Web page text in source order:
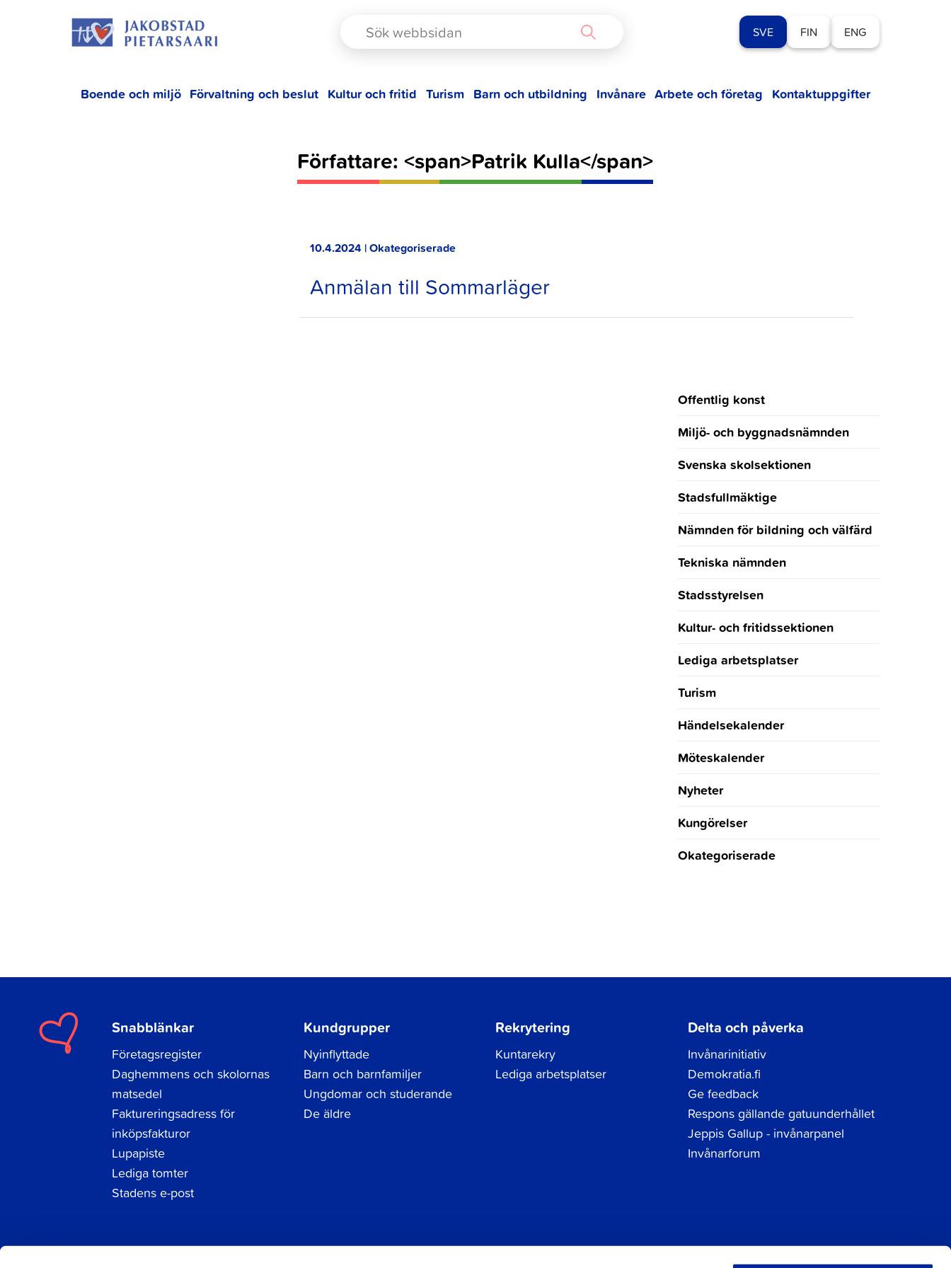
SVE FIN ENG
Boende och miljö Förvaltning och beslut Kultur och fritid Turism Barn och utbildning Invånare Arbete och företag Kontaktuppgifter
Författare: <span>Patrik Kulla</span>
10.4.2024 | Okategoriserade
Anmälan till Sommarläger
Offentlig konst
Miljö- och byggnadsnämnden
Svenska skolsektionen
Stadsfullmäktige
Nämnden för bildning och välfärd
Tekniska nämnden
Stadsstyrelsen
Kultur- och fritidssektionen
Lediga arbetsplatser
Turism
Händelsekalender
Möteskalender
Nyheter
Kungörelser
Okategoriserade
Snabblänkar
Företagsregister
Daghemmens och skolornas
matsedel
Faktureringsadress för
inköpsfakturor
Lupapiste
Lediga tomter
Stadens e-post
Kundgrupper
Nyinflyttade
Barn och barnfamiljer
Ungdomar och studerande
De äldre
Rekrytering
Kuntarekry
Lediga arbetsplatser
Delta och påverka
Invånarinitiativ
Demokratia.fi
Ge feedback
Respons gällande gatuunderhållet
Jeppis Gallup - invånarpanel
Invånarforum